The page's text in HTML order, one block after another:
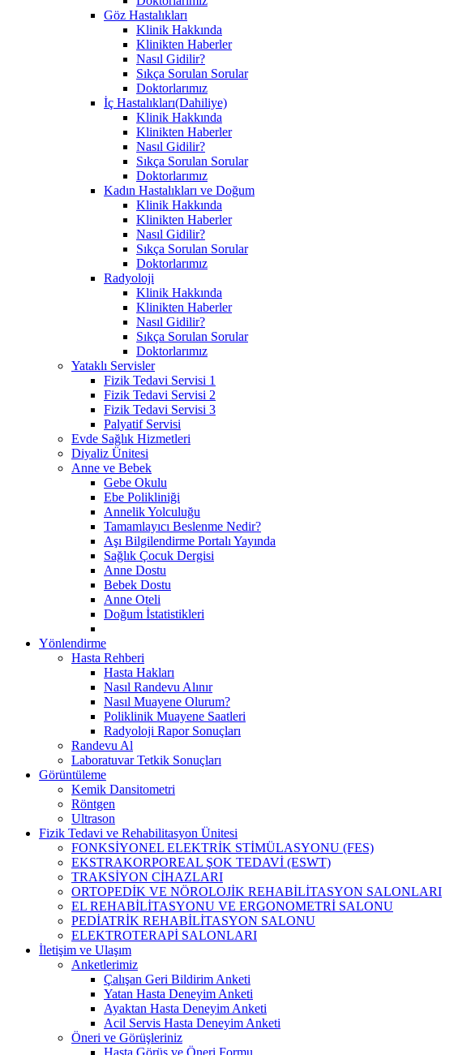
Göz Hastalıkları
Klinik Hakkında
Klinikten Haberler
Nasıl Gidilir?
Sıkça Sorulan Sorular
Doktorlarımız
İç Hastalıkları(Dahiliye)
Klinik Hakkında
Klinikten Haberler
Nasıl Gidilir?
Sıkça Sorulan Sorular
Doktorlarımız
Kadın Hastalıkları ve Doğum
Klinik Hakkında
Klinikten Haberler
Nasıl Gidilir?
Sıkça Sorulan Sorular
Doktorlarımız
Radyoloji
Klinik Hakkında
Klinikten Haberler
Nasıl Gidilir?
Sıkça Sorulan Sorular
Doktorlarımız
Yataklı Servisler
Fizik Tedavi Servisi 1
Fizik Tedavi Servisi 2
Fizik Tedavi Servisi 3
Palyatif Servisi
Evde Sağlık Hizmetleri
Diyaliz Ünitesi
Anne ve Bebek
Gebe Okulu
Ebe Polikliniği
Annelik Yolculuğu
Tamamlayıcı Beslenme Nedir?
Aşı Bilgilendirme Portalı Yayında
Sağlık Çocuk Dergisi
Anne Dostu
Bebek Dostu
Anne Oteli
Doğum İstatistikleri
Yönlendirme
Hasta Rehberi
Hasta Hakları
Nasıl Randevu Alınır
Nasıl Muayene Olurum?
Poliklinik Muayene Saatleri
Radyoloji Rapor Sonuçları
Randevu Al
Laboratuvar Tetkik Sonuçları
Görüntüleme
Kemik Dansitometri
Röntgen
Ultrason
Fizik Tedavi ve Rehabilitasyon Ünitesi
FONKSİYONEL ELEKTRİK STİMÜLASYONU (FES)
EKSTRAKORPOREAL ŞOK TEDAVİ (ESWT)
TRAKSİYON CİHAZLARI
ORTOPEDİK VE NÖROLOJİK REHABİLİTASYON SALONLARI
EL REHABİLİTASYONU VE ERGONOMETRİ SALONU
PEDİATRİK REHABİLİTASYON SALONU
ELEKTROTERAPİ SALONLARI
İletişim ve Ulaşım
Anketlerimiz
Çalışan Geri Bildirim Anketi
Yatan Hasta Deneyim Anketi
Ayaktan Hasta Deneyim Anketi
Acil Servis Hasta Deneyim Anketi
Öneri ve Görüşleriniz
Hasta Görüş ve Öneri Formu